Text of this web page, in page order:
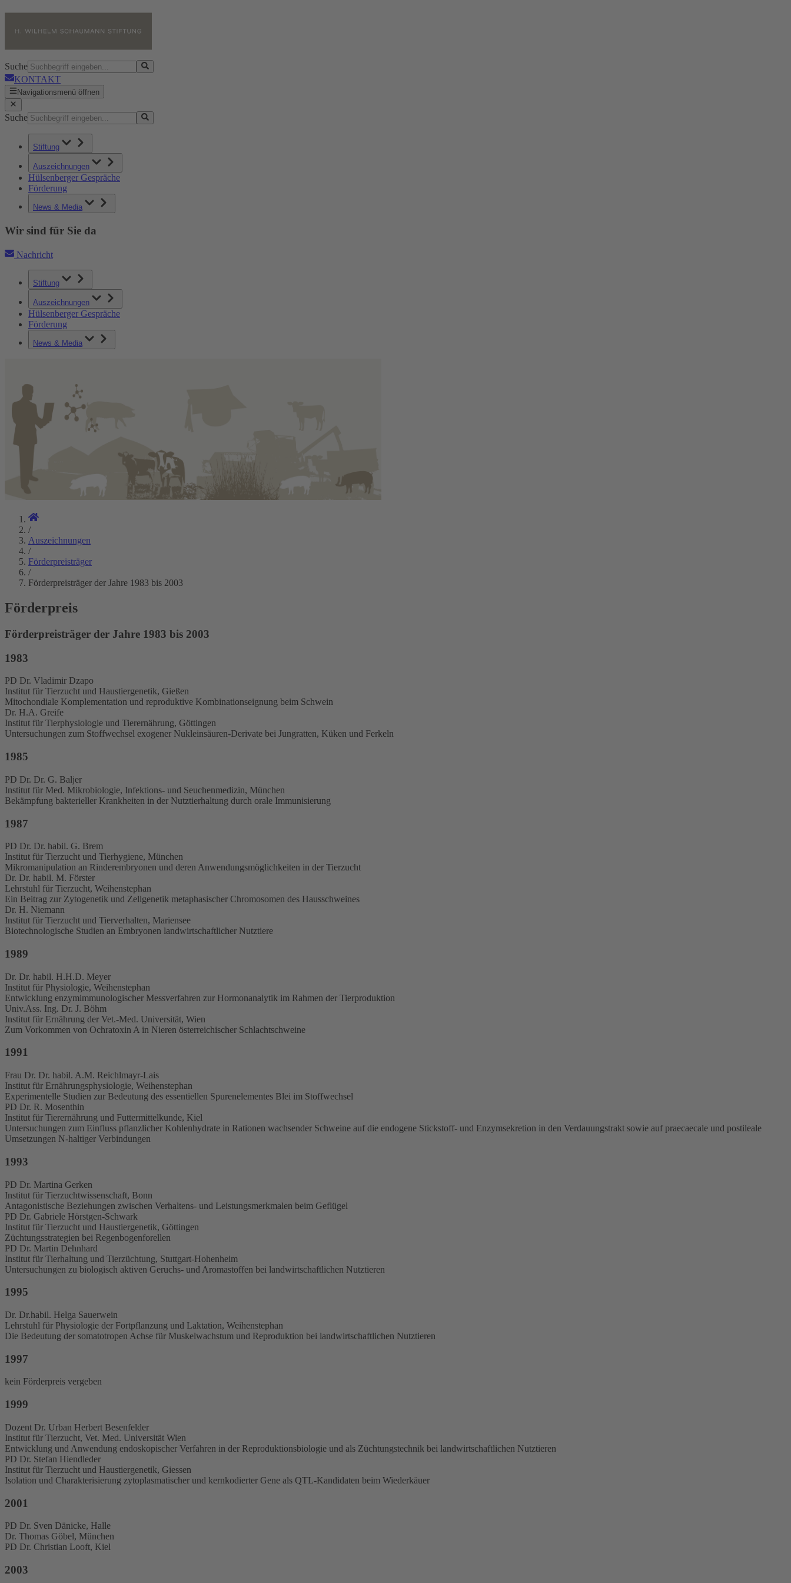
Suche
KONTAKT
Navigationsmenü öffnen
Suche
Stiftung
Auszeichnungen
Hülsenberger Gespräche
Förderung
News & Media
Wir sind für Sie da
Nachricht
Stiftung
Auszeichnungen
Hülsenberger Gespräche
Förderung
News & Media
/
Auszeichnungen
/
Förderpreisträger
/
Förderpreisträger der Jahre 1983 bis 2003
Förderpreis
Förderpreisträger der Jahre 1983 bis 2003
1983
PD Dr. Vladimir Dzapo
Institut für Tierzucht und Haustiergenetik, Gießen
Mitochondiale Komplementation und reproduktive Kombinationseignung beim Schwein
Dr. H.A. Greife
Institut für Tierphysiologie und Tierernährung, Göttingen
Untersuchungen zum Stoffwechsel exogener Nukleinsäuren-Derivate bei Jungratten, Küken und Ferkeln
1985
PD Dr. Dr. G. Baljer
Institut für Med. Mikrobiologie, Infektions- und Seuchenmedizin, München
Bekämpfung bakterieller Krankheiten in der Nutztierhaltung durch orale Immunisierung
1987
PD Dr. Dr. habil. G. Brem
Institut für Tierzucht und Tierhygiene, München
Mikromanipulation an Rinderembryonen und deren Anwendungsmöglichkeiten in der Tierzucht
Dr. Dr. habil. M. Förster
Lehrstuhl für Tierzucht, Weihenstephan
Ein Beitrag zur Zytogenetik und Zellgenetik metaphasischer Chromosomen des Hausschweines
Dr. H. Niemann
Institut für Tierzucht und Tierverhalten, Mariensee
Biotechnologische Studien an Embryonen landwirtschaftlicher Nutztiere
1989
Dr. Dr. habil. H.H.D. Meyer
Institut für Physiologie, Weihenstephan
Entwicklung enzymimmunologischer Messverfahren zur Hormonanalytik im Rahmen der Tierproduktion
Univ.Ass. Ing. Dr. J. Böhm
Institut für Ernährung der Vet.-Med. Universität, Wien
Zum Vorkommen von Ochratoxin A in Nieren österreichischer Schlachtschweine
1991
Frau Dr. Dr. habil. A.M. Reichlmayr-Lais
Institut für Ernährungsphysiologie, Weihenstephan
Experimentelle Studien zur Bedeutung des essentiellen Spurenelementes Blei im Stoffwechsel
PD Dr. R. Mosenthin
Institut für Tierernährung und Futtermittelkunde, Kiel
Untersuchungen zum Einfluss pflanzlicher Kohlenhydrate in Rationen wachsender Schweine auf die endogene Stickstoff- und Enzymsekretion in den Verdauungstrakt sowie auf praecaecale und postileale
Umsetzungen N-haltiger Verbindungen
1993
PD Dr. Martina Gerken
Institut für Tierzuchtwissenschaft, Bonn
Antagonistische Beziehungen zwischen Verhaltens- und Leistungsmerkmalen beim Geflügel
PD Dr. Gabriele Hörstgen-Schwark
Institut für Tierzucht und Haustiergenetik, Göttingen
Züchtungsstrategien bei Regenbogenforellen
PD Dr. Martin Dehnhard
Institut für Tierhaltung und Tierzüchtung, Stuttgart-Hohenheim
Untersuchungen zu biologisch aktiven Geruchs- und Aromastoffen bei landwirtschaftlichen Nutztieren
1995
Dr. Dr.habil. Helga Sauerwein
Lehrstuhl für Physiologie der Fortpflanzung und Laktation, Weihenstephan
Die Bedeutung der somatotropen Achse für Muskelwachstum und Reproduktion bei landwirtschaftlichen Nutztieren
1997
kein Förderpreis vergeben
1999
Dozent Dr. Urban Herbert Besenfelder
Institut für Tierzucht, Vet. Med. Universität Wien
Entwicklung und Anwendung endoskopischer Verfahren in der Reproduktionsbiologie und als Züchtungstechnik bei landwirtschaftlichen Nutztieren
PD Dr. Stefan Hiendleder
Institut für Tierzucht und Haustiergenetik, Giessen
Isolation und Charakterisierung zytoplasmatischer und kernkodierter Gene als QTL-Kandidaten beim Wiederkäuer
2001
PD Dr. Sven Dänicke, Halle
Dr. Thomas Göbel, München
PD Dr. Christian Looft, Kiel
2003